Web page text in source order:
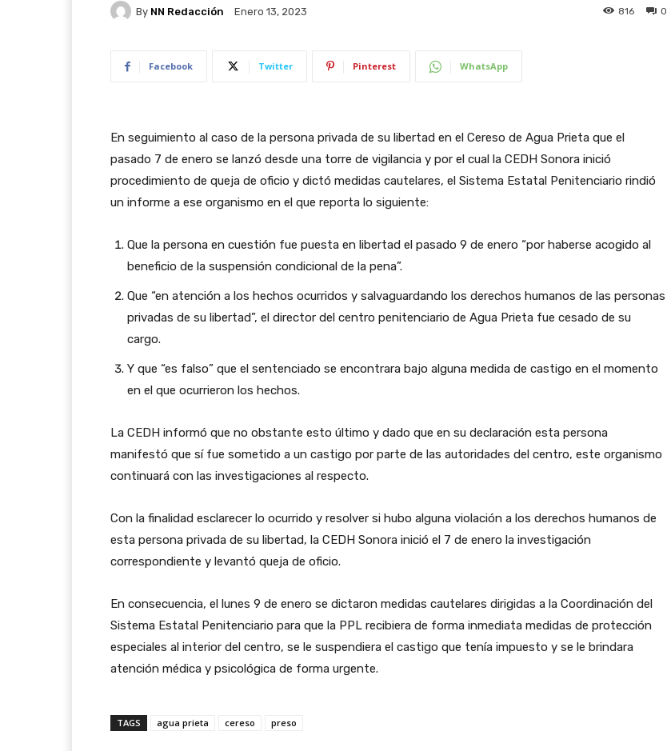
By NN Redacción Enero 13, 2023 0
816
Facebook Twitter Pinterest WhatsApp
En seguimiento al caso de la persona privada de su libertad en el Cereso de Agua Prieta que el
pasado 7 de enero se lanzó desde una torre de vigilancia y por el cual la CEDH Sonora inició
procedimiento de queja de oficio y dictó medidas cautelares, el Sistema Estatal Penitenciario rindió
un informe a ese organismo en el que reporta lo siguiente:
Que la persona en cuestión fue puesta en libertad el pasado 9 de enero “por haberse acogido al
beneficio de la suspensión condicional de la pena”.
Que “en atención a los hechos ocurridos y salvaguardando los derechos humanos de las personas
privadas de su libertad”, el director del centro penitenciario de Agua Prieta fue cesado de su
cargo.
Y que “es falso” que el sentenciado se encontrara bajo alguna medida de castigo en el momento
en el que ocurrieron los hechos.
La CEDH informó que no obstante esto último y dado que en su declaración esta persona
manifestó que sí fue sometido a un castigo por parte de las autoridades del centro, este organismo
continuará con las investigaciones al respecto.
Con la finalidad esclarecer lo ocurrido y resolver si hubo alguna violación a los derechos humanos de
esta persona privada de su libertad, la CEDH Sonora inició el 7 de enero la investigación
correspondiente y levantó queja de oficio.
En consecuencia, el lunes 9 de enero se dictaron medidas cautelares dirigidas a la Coordinación del
Sistema Estatal Penitenciario para que la PPL recibiera de forma inmediata medidas de protección
especiales al interior del centro, se le suspendiera el castigo que tenía impuesto y se le brindara
atención médica y psicológica de forma urgente.
TAGS agua prieta cereso preso